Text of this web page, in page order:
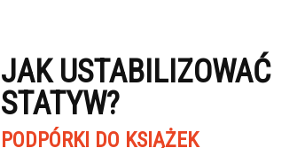
JAK USTABILIZOWAĆ
STATYW?
PODPÓRKI DO KSIĄŻEK